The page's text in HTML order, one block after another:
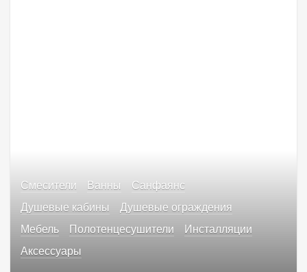
Смесители Ванны
Санфаянс
Душевые кабины
Душевые ограждения
Мебель
Полотенцесушители
Инсталляции
Аксессуары